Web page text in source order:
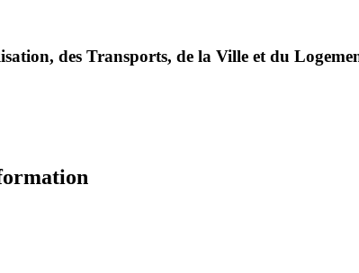
des Transports, de la Ville et du